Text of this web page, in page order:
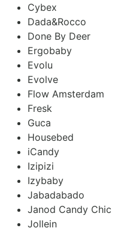
Cybex
Dada&Rocco
Done By Deer
Ergobaby
Evolu
Evolve
Flow Amsterdam
Fresk
Guca
Housebed
iCandy
Izipizi
Izybaby
Jabadabado
Janod Candy Chic
Jollein